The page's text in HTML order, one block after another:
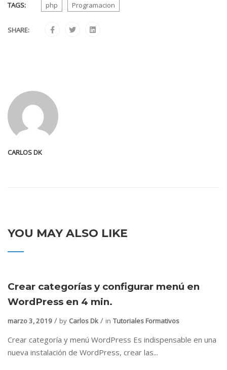
TAGS: php Programacion
SHARE:
CARLOS DK
YOU MAY ALSO LIKE
Crear categorías y configurar menú en
WordPress en 4 min.
marzo 3, 2019 by Carlos Dk in Tutoriales Formativos
Crear categoría y menú WordPress Es indispensable en una
nueva instalación de WordPress, crear las...